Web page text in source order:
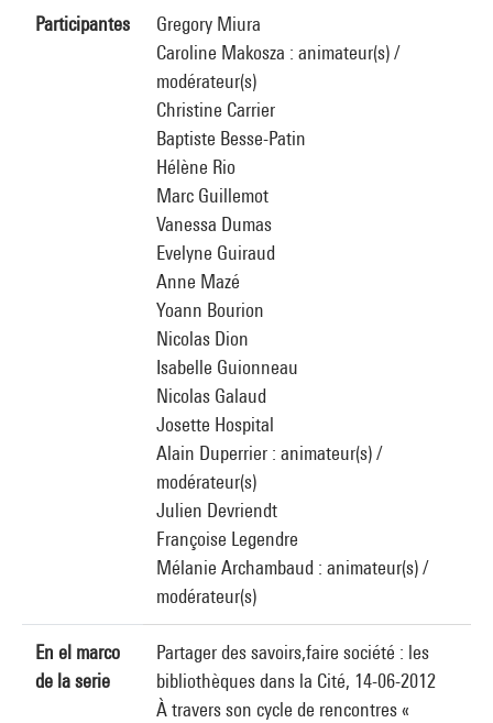
Participantes
Gregory Miura
Caroline Makosza : animateur(s) /
modérateur(s)
Christine Carrier
Baptiste Besse-Patin
Hélène Rio
Marc Guillemot
Vanessa Dumas
Evelyne Guiraud
Anne Mazé
Yoann Bourion
Nicolas Dion
Isabelle Guionneau
Nicolas Galaud
Josette Hospital
Alain Duperrier : animateur(s) /
modérateur(s)
Julien Devriendt
Françoise Legendre
Mélanie Archambaud : animateur(s) /
modérateur(s)
En el marco
de la serie
Partager des savoirs,faire société : les
bibliothèques dans la Cité, 14-06-2012
À travers son cycle de rencontres «